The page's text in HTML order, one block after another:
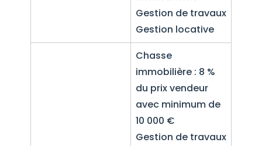
Gestion de travaux
Gestion locative
Chasse
immobilière : 8 %
du prix vendeur
avec minimum de
10 000 €
Gestion de travaux